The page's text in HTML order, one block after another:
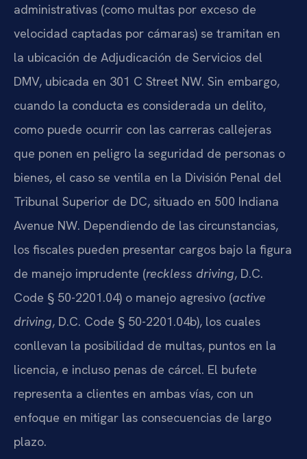
administrativas (como multas por exceso de
velocidad captadas por cámaras) se tramitan en
la ubicación de Adjudicación de Servicios del
DMV, ubicada en 301 C Street NW. Sin embargo,
cuando la conducta es considerada un delito,
como puede ocurrir con las carreras callejeras
que ponen en peligro la seguridad de personas o
bienes, el caso se ventila en la División Penal del
Tribunal Superior de DC, situado en 500 Indiana
Avenue NW. Dependiendo de las circunstancias,
los fiscales pueden presentar cargos bajo la figura
de manejo imprudente (reckless driving, D.C.
Code § 50-2201.04) o manejo agresivo (active
driving, D.C. Code § 50-2201.04b), los cuales
conllevan la posibilidad de multas, puntos en la
licencia, e incluso penas de cárcel. El bufete
representa a clientes en ambas vías, con un
enfoque en mitigar las consecuencias de largo
plazo.